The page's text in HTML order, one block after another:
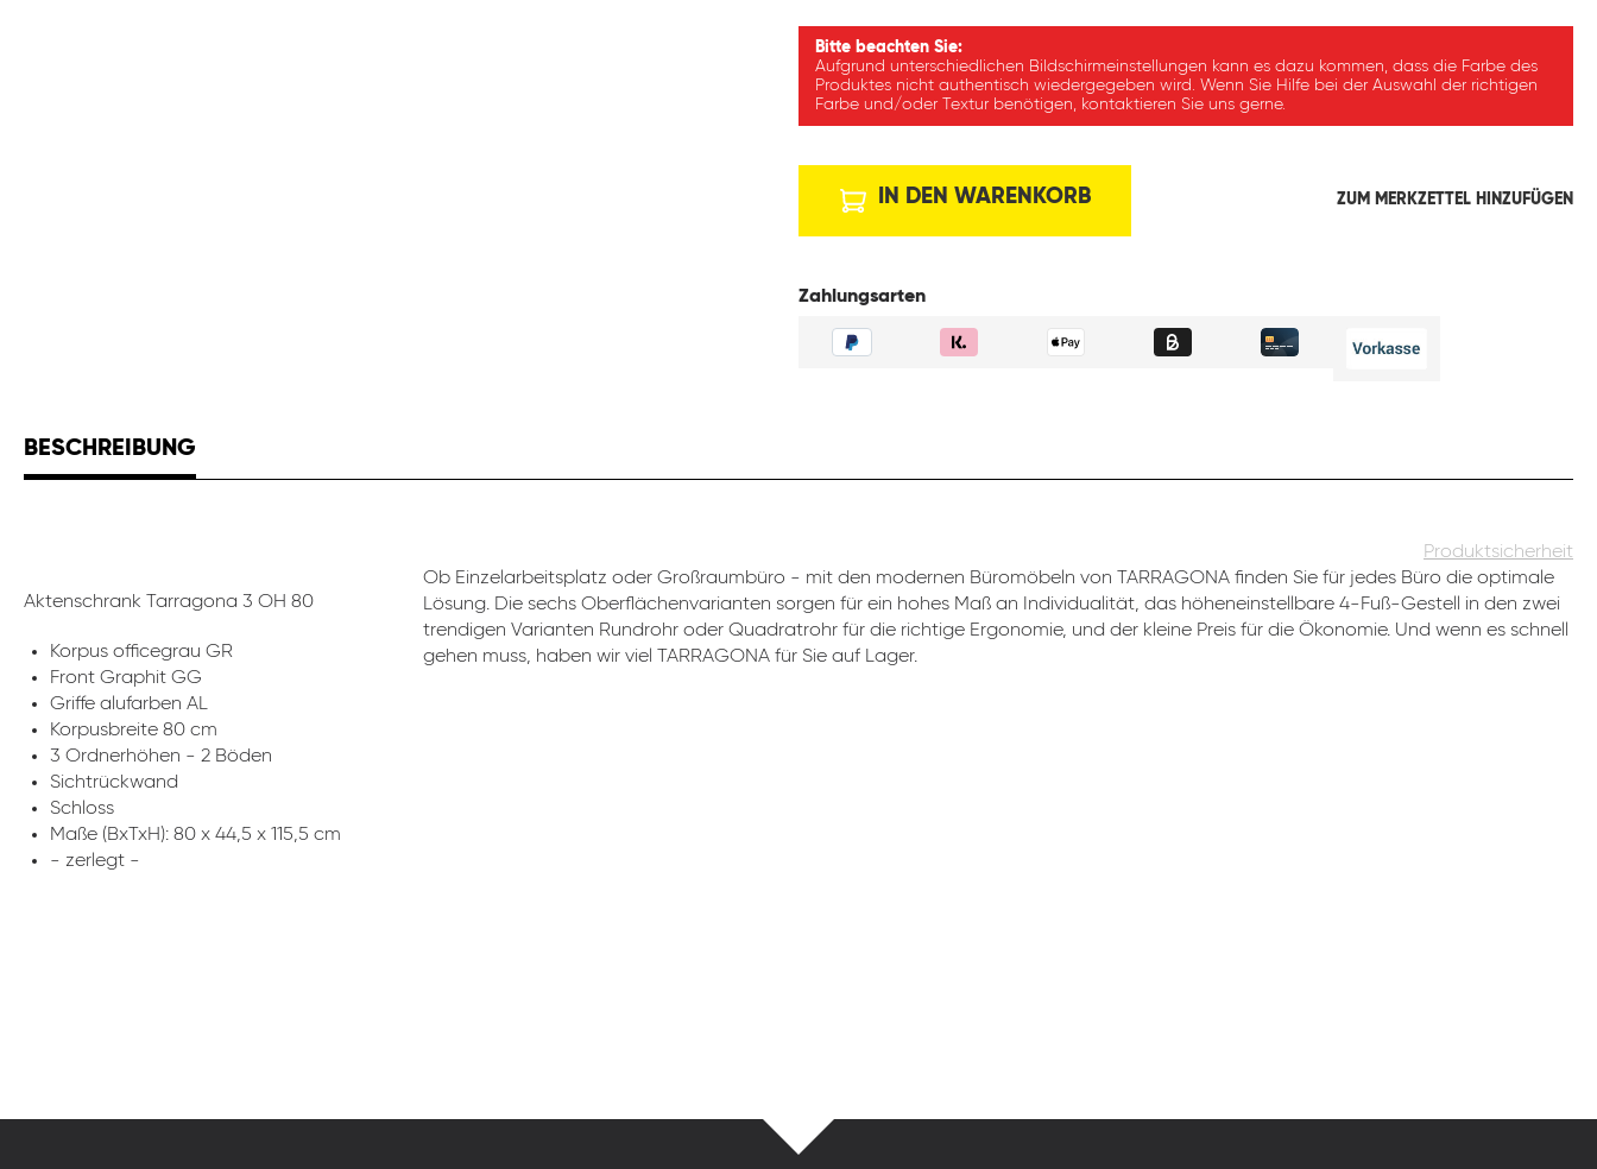
Bitte beachten Sie:
Aufgrund unterschiedlichen Bildschirmeinstellungen kann es dazu kommen, dass die Farbe des
Produktes nicht authentisch wiedergegeben wird. Wenn Sie Hilfe bei der Auswahl der richtigen
Farbe und/oder Textur benötigen, kontaktieren Sie uns gerne.
IN DEN WARENKORB ZUM MERKZETTEL HINZUFÜGEN
Zahlungsarten
BESCHREIBUNG
Produktsicherheit
Aktenschrank Tarragona 3 OH 80
Korpus officegrau GR
Front Graphit GG
Griffe alufarben AL
Korpusbreite 80 cm
3 Ordnerhöhen - 2 Böden
Sichtrückwand
Schloss
Maße (BxTxH): 80 x 44,5 x 115,5 cm
- zerlegt -
Ob Einzelarbeitsplatz oder Großraumbüro - mit den modernen Büromöbeln von TARRAGONA finden Sie für jedes Büro die optimale
Lösung. Die sechs Oberflächenvarianten sorgen für ein hohes Maß an Individualität, das höheneinstellbare 4-Fuß-Gestell in den zwei
trendigen Varianten Rundrohr oder Quadratrohr für die richtige Ergonomie, und der kleine Preis für die Ökonomie. Und wenn es schnell
gehen muss, haben wir viel TARRAGONA für Sie auf Lager.